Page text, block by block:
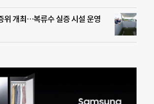
위 개최…복류수 실증 시설 운영